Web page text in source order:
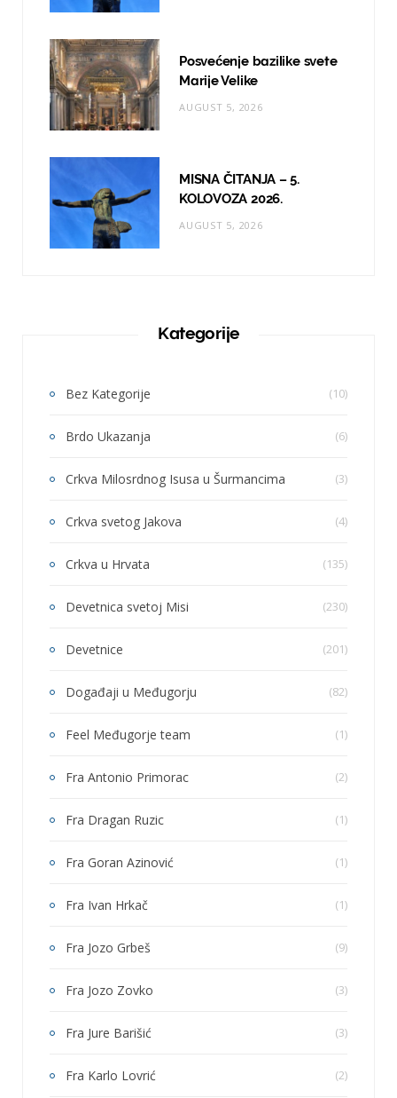
Posvećenje bazilike svete
Marije Velike
AUGUST 5, 2026
MISNA ČITANJA – 5.
KOLOVOZA 2026.
AUGUST 5, 2026
Kategorije
Bez Kategorije (10)
Brdo Ukazanja (6)
Crkva Milosrdnog Isusa u Šurmancima (3)
Crkva svetog Jakova (4)
Crkva u Hrvata (135)
Devetnica svetoj Misi (230)
Devetnice (201)
Događaji u Međugorju (82)
Feel Međugorje team (1)
Fra Antonio Primorac (2)
Fra Dragan Ruzic (1)
Fra Goran Azinović (1)
Fra Ivan Hrkač (1)
Fra Jozo Grbeš (9)
Fra Jozo Zovko (3)
Fra Jure Barišić (3)
Fra Karlo Lovrić (2)